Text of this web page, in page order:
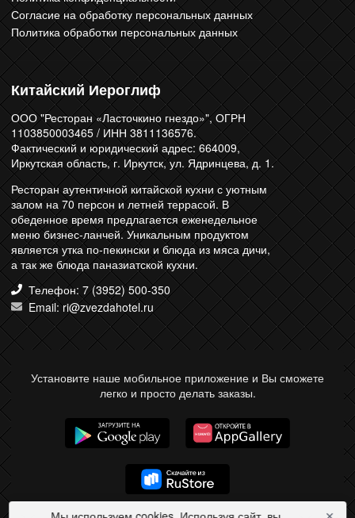
Согласие на обработку персональных данных
Политика обработки персональных данных
Китайский Иероглиф
ООО "Ресторан «Ласточкино гнездо»", ОГРН
1103850003465 / ИНН 3811136576.
Фактический и юридический адрес: 664009,
Иркутская область, г. Иркутск, ул. Ядринцева, д. 1.
Ресторан аутентичной китайской кухни с уютным
залом на 70 персон и летней террасой. В
обеденное время предлагается еженедельное
меню бизнес-ланчей. Уникальным продуктом
является утка по-пекински и блюда из мяса дичи,
а так же блюда паназиатской кухни.
Телефон: 7 (3952) 500-350
Email: ri@zvezdahotel.ru
Установите наше мобильное приложение и Вы сможете
легко и просто делать заказы.